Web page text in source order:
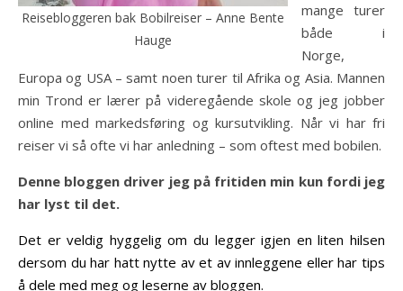
Reisebloggeren bak Bobilreiser – Anne Bente
Hauge
mange turer
både i
Norge,
Europa og USA – samt noen turer til Afrika og Asia. Mannen
min Trond er lærer på videregående skole og jeg jobber
online med markedsføring og kursutvikling. Når vi har fri
reiser vi så ofte vi har anledning – som oftest med bobilen.
Denne bloggen driver jeg på fritiden min kun fordi jeg
har lyst til det.
Det er veldig hyggelig om du legger igjen en liten hilsen
dersom du har hatt nytte av et av innleggene eller har tips
å dele med meg og leserne av bloggen.